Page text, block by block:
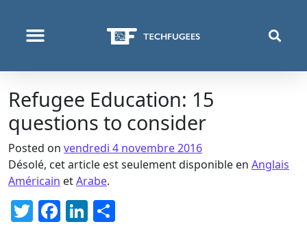
Refugee Education: 15
questions to consider
Posted on vendredi 4 novembre 2016
Désolé, cet article est seulement disponible en Anglais
Américain etArabe.
Twitter
Facebook
LinkedIn